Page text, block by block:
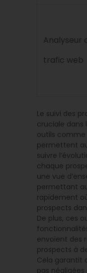
Analyseur
trafic web
Le suivi des
cruciale dans
outils comme
permettent
suivre
chaque
une vue
permettant
rapidement
prospects
De plus, ces
envoient des
prospects à
Cela garantit
pas